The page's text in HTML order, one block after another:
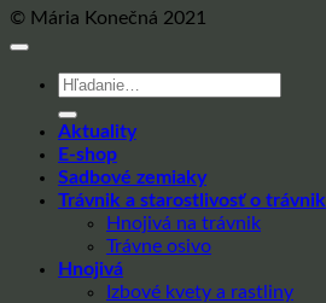
© Mária Konečná 2021
Hľadať:
Aktuality
E-shop
Sadbové zemiaky
Trávnik a starostlivosť o trávnik
Hnojivá na trávnik
Trávne osivo
Hnojivá
Izbové kvety a rastliny